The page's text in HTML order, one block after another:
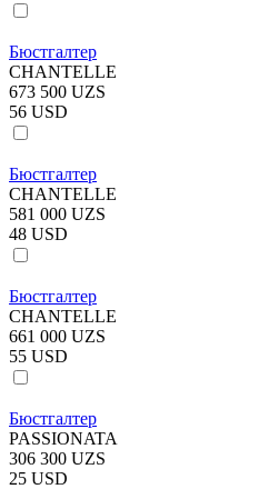
Бюстгалтер
CHANTELLE
673 500 UZS
56 USD
Бюстгалтер
CHANTELLE
581 000 UZS
48 USD
Бюстгалтер
CHANTELLE
661 000 UZS
55 USD
Бюстгалтер
PASSIONATA
306 300 UZS
25 USD